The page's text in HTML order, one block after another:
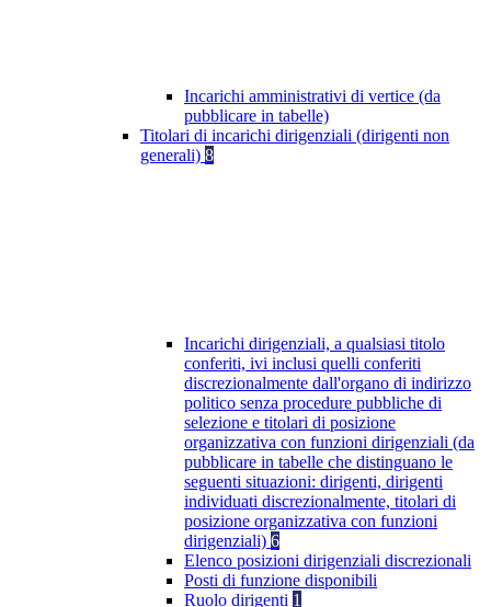
Incarichi amministrativi di vertice (da
pubblicare in tabelle)
Titolari di incarichi dirigenziali (dirigenti non
generali) 8
Incarichi dirigenziali, a qualsiasi titolo
conferiti, ivi inclusi quelli conferiti
discrezionalmente dall'organo di indirizzo
politico senza procedure pubbliche di
selezione e titolari di posizione
organizzativa con funzioni dirigenziali (da
pubblicare in tabelle che distinguano le
seguenti situazioni: dirigenti, dirigenti
individuati discrezionalmente, titolari di
posizione organizzativa con funzioni
dirigenziali) 6
Elenco posizioni dirigenziali discrezionali
Posti di funzione disponibili
Ruolo dirigenti 1